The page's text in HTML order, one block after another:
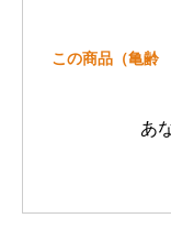
この商品（亀齢
あ